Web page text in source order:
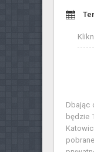
Dbając
będzie